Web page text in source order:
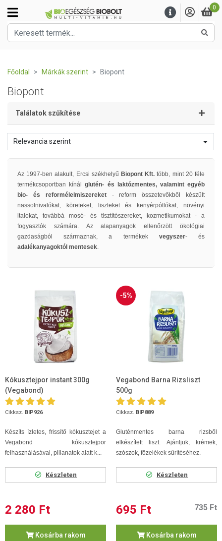
0
Főoldal Márkák szerint Biopont
Biopont
Találatok szűkítése
Relevancia szerint
Az 1997-ben alakult, Ercsi székhelyű Biopont Kft. több, mint 20 féle
termékcsoportban kínál
glutén- és laktózmentes, valamint egyéb
bio- és reformélelmiszereket - reform összetevőkből készült
nassolnivalókat, köreteket, liszteket és kenyérpótlókat, növényi
italokat, továbbá mosó- és tisztítószereket, kozmetikumokat - a
fogyasztók számára. Az alapanyagok ellenőrzött ökológiai
gazdaságból származnak, a termékek vegyszer- és
adalékanyagoktól mentesek.
Kókusztejpor instant 300g
(Vegabond)
Cikksz. BIP926
Készíts ízletes, frissítő kókusztejet a
Vegabond kókusztejpor
felhasználásával, pillanatok alatt k...
Készleten
2 280 Ft
Kosárba rakom
-5%
Vegabond Barna Rizsliszt
500g
Cikksz. BIP889
Gluténmentes barna rizsből
elkészített liszt. Ajánljuk, krémek,
szószok, főzelékek sűrítéséhez.
Készleten
695 Ft 735 Ft
Kosárba rakom